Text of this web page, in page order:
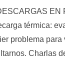
EN
térmica:
problema
Charlas